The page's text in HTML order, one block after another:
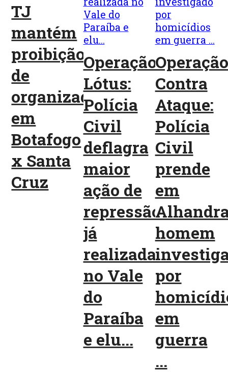
TJ
mantém
proibição
de
organizadas
em
Botafogo
x Santa
Cruz
Operação
Lótus:
Polícia
Civil
deflagra
maior
ação de
repressão
já
realizada
no Vale
do
Paraíba
e elu...
Operação
Contra
Ataque:
Polícia
Civil
prende
em
homem
por
em
guerra
...